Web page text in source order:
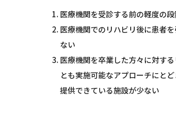
医療機関を受診する前の軽度の段
医療機関でのリハビリ後に患者
ない
医療機関を卒業した方々に対す
とも実施可能なアプローチにと
提供できている施設が少ない